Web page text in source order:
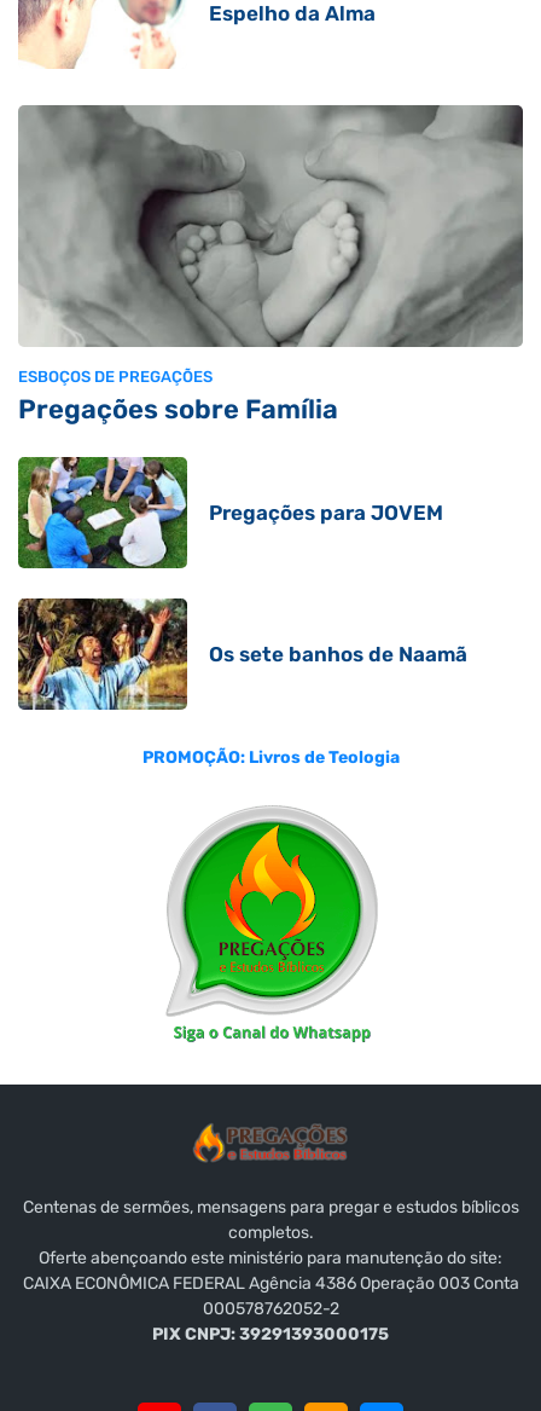
Espelho da Alma
ESBOÇOS DE PREGAÇÕES
Pregações sobre Família
Pregações para JOVEM
Os sete banhos de Naamã
PROMOÇÃO: Livros de Teologia
Centenas de sermões, mensagens para pregar e estudos bíblicos
completos.
Oferte abençoando este ministério para manutenção do site:
CAIXA ECONÔMICA FEDERAL Agência 4386 Operação 003 Conta
000578762052-2
PIX CNPJ: 39291393000175